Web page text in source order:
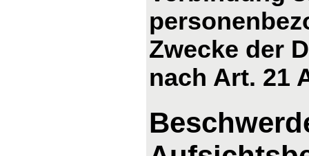
Zwecke der
nach Art. 21